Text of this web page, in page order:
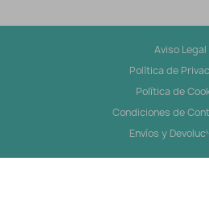
Aviso Legal
Política de
Política de
Condiciones de
Envíos y